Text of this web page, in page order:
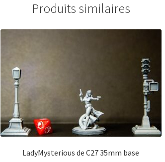
Produits similaires
LadyMysterious de C27 35mm base